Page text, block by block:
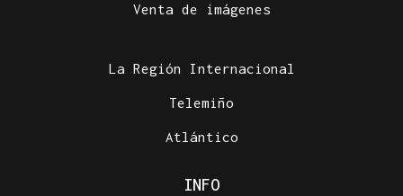
Venta de imágenes
La Región Internacional
Telemiño
Atlántico
INFO